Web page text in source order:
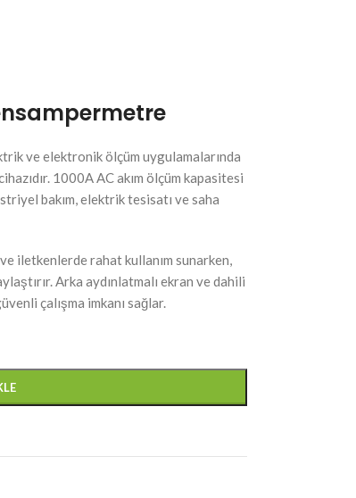
ve elektronik ölçüm uygulamalarında
1000A AC akım ölçüm kapasitesi
bakım, elektrik tesisatı ve saha
iletkenlerde rahat kullanım sunarken,
Arka aydınlatmalı ekran ve dahili
çalışma imkanı sağlar.